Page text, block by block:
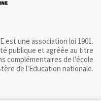
est une association loi 1901.
publique et agréée au titre
complémentaires de l'école
de l'Education nationale.